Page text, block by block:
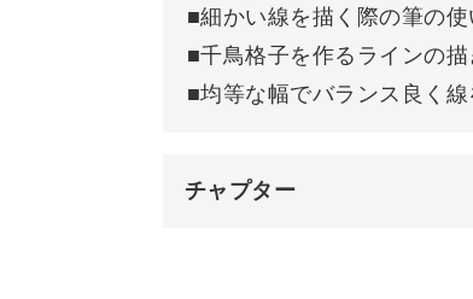
◆均等な幅でバランス良く線
など、千鳥格子柄を完璧に描
これまでなかなかチャレンジ
■細かい線を描く際の筆の
■千鳥格子を作るラインの
■均等な幅でバランス良く
チャプター